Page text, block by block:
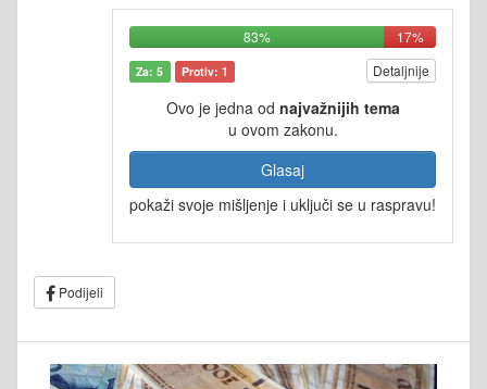
83% 17%
Za: 5 Protiv: 1 Detaljnije
Ovo je jedna od najvažnijih tema
u ovom zakonu.
Glasaj
pokaži svoje mišljenje i uključi se u raspravu!
Podijeli